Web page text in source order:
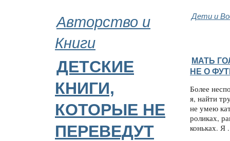
Авторство и
Книги
Дети и
ДЕТСКИЕ
КНИГИ,
КОТОРЫЕ НЕ
ПЕРЕВЕДУТ
МАТЬ
НЕ О
Более
я, найти
не умею
роликах,
коньках. Я